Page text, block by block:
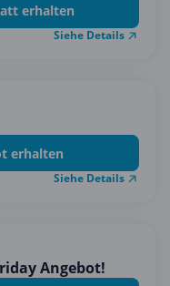
erhalten
Siehe Details
erhalten
Siehe Details
Angebot!